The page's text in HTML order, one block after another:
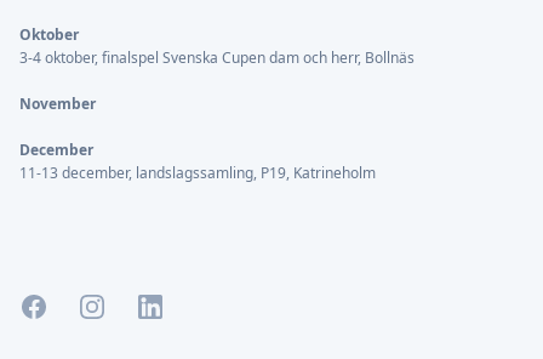
Oktober
3-4 oktober, finalspel Svenska Cupen dam och herr, Bollnäs
November
December
11-13 december, landslagssamling, P19, Katrineholm
FacebookInstagramLinkedIn